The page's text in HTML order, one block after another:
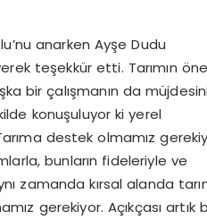
anarken Ayşe Dudu
teşekkür etti. Tarımın
bir çalışmanın da müjdesini
konuşuluyor ki yerel
destek olmamız
bunların fideleriyle ve
zamanda kırsal alanda
gerekiyor. Açıkçası artık